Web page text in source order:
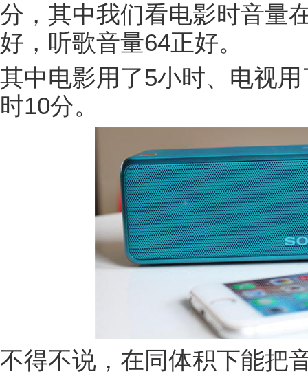
分，其中我们看电影时音量
好，听歌音量64正好。
其中电影用了5小时、电视
时10分。
不得不说，在同体积下能把